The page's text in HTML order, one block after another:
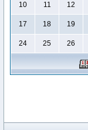
10 11 12
17 18 19
24 25 26